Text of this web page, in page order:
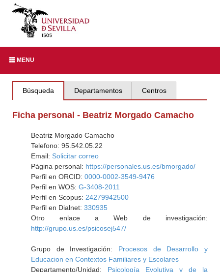
MENU
Búsqueda Departamentos Centros
Ficha personal - Beatriz Morgado Camacho
Beatriz Morgado Camacho
Telefono: 95.542.05.22
Email: Solicitar correo
Página personal: https://personales.us.es/bmorgado/
Perfil en ORCID: 0000-0002-3549-9476
Perfil en WOS: G-3408-2011
Perfil en Scopus: 24279942500
Perfil en Dialnet: 330935
Otro enlace a Web de investigación:
http://grupo.us.es/psicosej547/
Grupo de Investigación: Procesos de Desarrollo y
Educacion en Contextos Familiares y Escolares
Departamento/Unidad: Psicología Evolutiva y de la